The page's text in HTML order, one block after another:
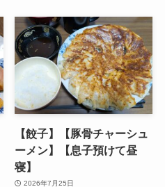
【餃子】【豚骨チャーシュ
ーメン】【息子預けて昼
寝】
2026年7月25日